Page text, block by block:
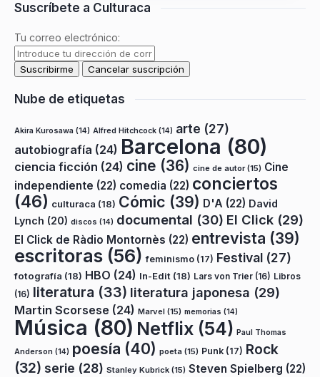
Suscríbete a Culturaca
Tu correo electrónico:
Nube de etiquetas
Akira Kurosawa (14) Alfred Hitchcock (14) arte (27)
autobiografía (24) Barcelona (80)
ciencia ficción (24) cine (36) cine de autor(15) Cine
independiente (22) comedia (22) conciertos
(46) culturaca (18) Cómic (39) D'A (22) David
Lynch (20) discos (14) documental (30) El Click (29)
El Click de Ràdio Montornès (22) entrevista (39)
escritoras (56) feminismo (17) Festival (27)
fotografía (18) HBO (24) In-Edit (18) Lars von Trier (16) Libros
(16) literatura (33) literatura japonesa (29)
Martin Scorsese (24) Marvel (15) memorias (14)
Música (80) Netflix (54) Paul Thomas
Anderson (14) poesía (40) poeta (15) Punk (17) Rock
(32) serie (28) Stanley Kubrick (15) Steven Spielberg (22)